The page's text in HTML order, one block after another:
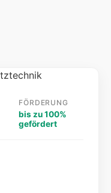
FÖRDERUNG
bis zu 100%
gefördert